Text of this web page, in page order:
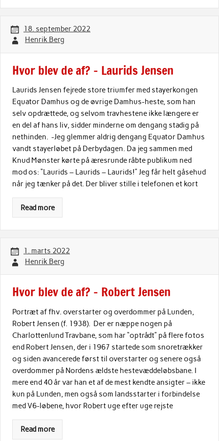
18. september 2022
Henrik Berg
Hvor blev de af? – Laurids Jensen
Laurids Jensen fejrede store triumfer med stayerkongen
Equator Damhus og de øvrige Damhus-heste, som han
selv opdrættede, og selvom travhestene ikke længere er
en del af hans liv, sidder minderne om dengang stadig på
nethinden. -Jeg glemmer aldrig dengang Equator Damhus
vandt stayerløbet på Derbydagen. Da jeg sammen med
Knud Mønster kørte på æresrunde råbte publikum ned
mod os: “Laurids – Laurids – Laurids!” Jeg får helt gåsehud
når jeg tænker på det. Der bliver stille i telefonen et kort
Read more
1. marts 2022
Henrik Berg
Hvor blev de af? – Robert Jensen
Portræt af fhv. overstarter og overdommer på Lunden,
Robert Jensen (f. 1938). Der er næppe nogen på
Charlottenlund Travbane, som har “optrådt” på flere fotos
end Robert Jensen, der i 1967 startede som snoretrækker
og siden avancerede først til overstarter og senere også
overdommer på Nordens ældste hestevæddeløbsbane. I
mere end 40 år var han et af de mest kendte ansigter – ikke
kun på Lunden, men også som landsstarter i forbindelse
med V6-løbene, hvor Robert uge efter uge rejste
Read more